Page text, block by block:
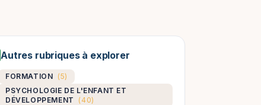
Autres rubriques à explorer
FORMATION (5)
PSYCHOLOGIE DE L'ENFANT ET
DÉVELOPPEMENT
(40)